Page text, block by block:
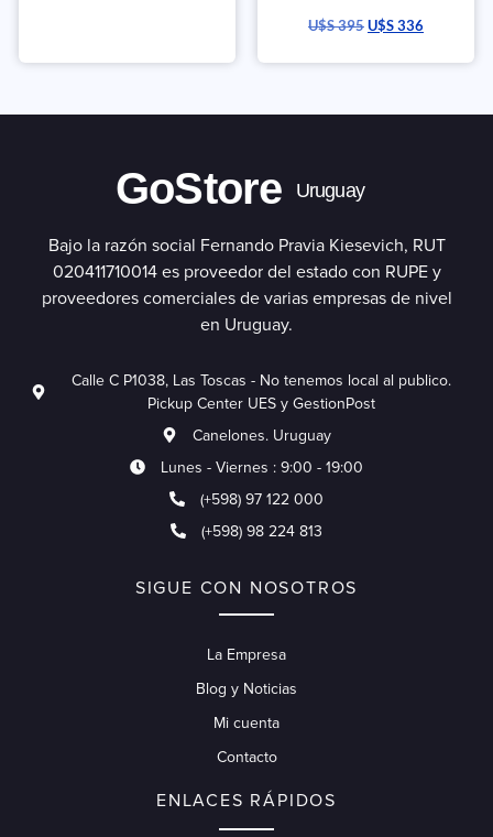
U$S395U$S336
GoStore Uruguay
Bajo la razón social Fernando Pravia Kiesevich, RUT
020411710014 es proveedor del estado con RUPE y
proveedores comerciales de varias empresas de nivel
en Uruguay.
Calle C P1038, Las Toscas - No tenemos local al publico.
Pickup Center UES y GestionPost
Canelones. Uruguay
Lunes - Viernes : 9:00 - 19:00
(+598) 97 122 000
(+598) 98 224 813
SIGUE CON NOSOTROS
La Empresa
Blog y Noticias
Mi cuenta
Contacto
ENLACES RÁPIDOS